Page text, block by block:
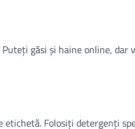
găsi și haine online,
Folosiți detergenți